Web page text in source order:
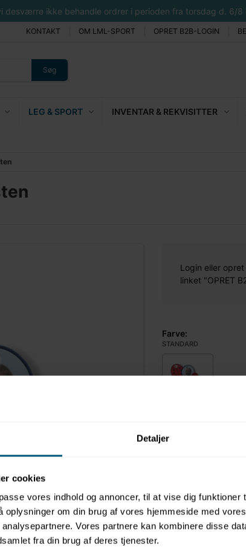
Detaljer
cookies
vores indhold og annoncer, til at vise dig funktioner
oplysninger om din brug af vores hjemmeside med
Vores partnere kan kombinere disse
fra din brug af deres tjenester.
desværre ikke behandle ordrer i perioden fra torsdag d. 6/
KONTAKT OM LML-SPORT OPRET B2B-LOGIN
Søg
LEG & SPORT INVENTAR & REKVISITTER
Login eller
linket "OPRET
Farve:
STANDARD
Malmsten
Kan bruges både til